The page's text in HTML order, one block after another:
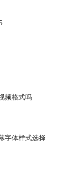
轴上，立即开始制作。
免费的社区下载模板。
别有用。
频格式吗
字体样式选择